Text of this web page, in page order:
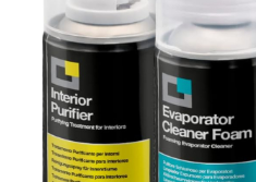
REZISTENTE DIGIVRARE
REZISTENTE SILICONICE
Uleiuri
Ventilatoare
Ventilatoare EbmPapst
Ventilatoare WEIGUANG
Compresoare Cubigel R134a
Compresoare Cubigel R404a
Compresoare Jiaxipera
VAPORIZATOARE LU-VE